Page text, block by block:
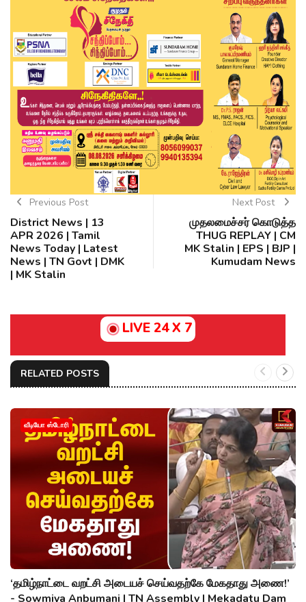
Previous Post
District News | 13
APR 2026 | Tamil
News Today | Latest
News | TN Govt | DMK
| MK Stalin
Next Post
முதலமைச்சர் கொடுத்த
THUG REPLAY | CM
MK Stalin | EPS | BJP |
Kumudam News
LIVE 24 X 7
RELATED POSTS
வீடியோ ஸ்டோரி
‘தமிழ்நாட்டை வறட்சி அடையச் செய்வதற்கே மேகதாது அணை!’
- Sowmiya Anbumani | TN Assembly | Mekadatu Dam